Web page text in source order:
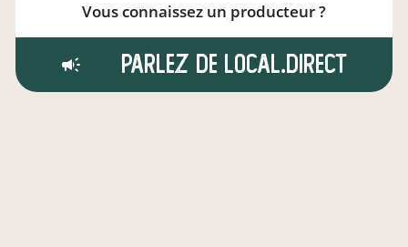
Vous connaissez un producteur ?
Parlez de local.direct